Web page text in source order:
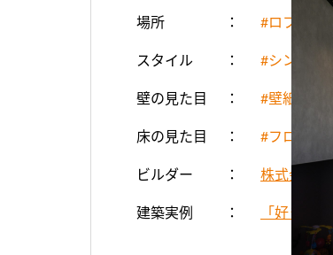
場所 #ロフト・
スタイル #シンプル
壁の見た目 #壁紙
床の見た目 #フローリ
ビルダー 株式会社全
建築実例 「好き」